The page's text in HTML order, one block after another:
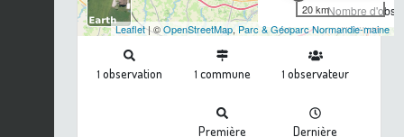
Nombre
20 km
Leaflet| ©OpenStreetMap, Parc & Géoparc Normandie-maine
1 observation 1 commune 1 observateur
Première
Dernière